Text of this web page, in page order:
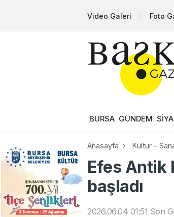
Video Galeri Foto
BURSA GÜNDEM
Anasayfa Kültür -
Efes Antik
başladı
2026.06.04 01:51 Son